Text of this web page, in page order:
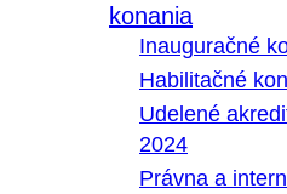
konania
Inauguračné
Habilitačné
Udelené
2024
Právna a